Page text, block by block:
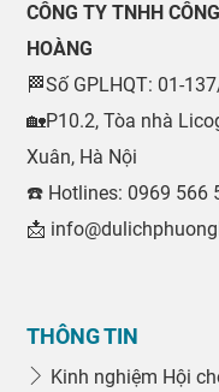
CÔNG TY TNHH
HOÀNG
🏁Số GPLHQT: 01-
🏡P10.2, Tòa nhà
Xuân, Hà Nội
☎️ Hotlines: 0969 566
📩
THÔNG TIN
Kinh nghiệm Hội